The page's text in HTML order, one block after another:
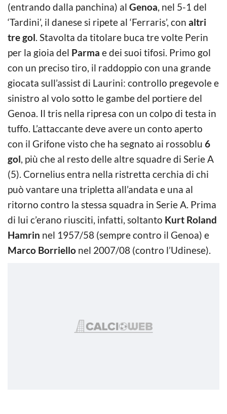
(entrando dalla panchina) al Genoa, nel 5-1 del
‘Tardini’, il danese si ripete al ‘Ferraris’, con altri
tre gol. Stavolta da titolare buca tre volte Perin
per la gioia del Parma e dei suoi tifosi. Primo gol
con un preciso tiro, il raddoppio con una grande
giocata sull’assist di Laurini: controllo pregevole e
sinistro al volo sotto le gambe del portiere del
Genoa. Il tris nella ripresa con un colpo di testa in
tuffo. L’attaccante deve avere un conto aperto
con il Grifone visto che ha segnato ai rossoblu 6
gol, più che al resto delle altre squadre di Serie A
(5). Cornelius entra nella ristretta cerchia di chi
può vantare una tripletta all’andata e una al
ritorno contro la stessa squadra in Serie A. Prima
di lui c’erano riusciti, infatti, soltanto Kurt Roland
Hamrin nel 1957/58 (sempre contro il Genoa) e
Marco Borriello nel 2007/08 (contro l’Udinese).